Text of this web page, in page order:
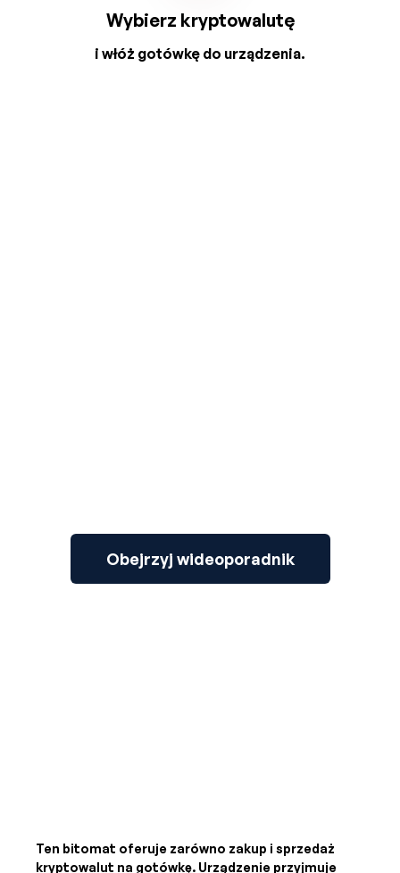
Wybierz kryptowalutę
i włóż gotówkę do urządzenia.
Obejrzyj wideoporadnik
Ten bitomat oferuje zarówno zakup i sprzedaż
kryptowalut na gotówkę. Urządzenie przyjmuje